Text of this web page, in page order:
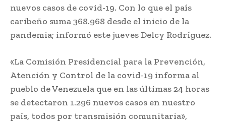
nuevos casos de covid-19. Con lo que el país
caribeño suma 368.968 desde el inicio de la
pandemia; informó este jueves Delcy Rodríguez.
«La Comisión Presidencial para la Prevención,
Atención y Control de la covid-19 informa al
pueblo de Venezuela que en las últimas 24 horas
se detectaron 1.296 nuevos casos en nuestro
país, todos por transmisión comunitaria»,